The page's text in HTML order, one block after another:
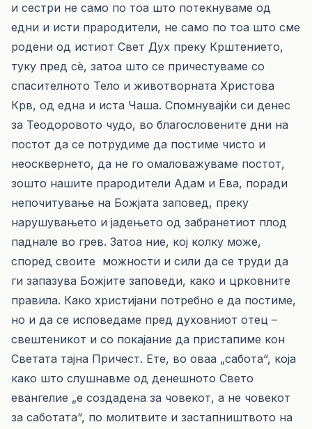
и сестри не само по тоа што потекнуваме од
едни и исти прародители, не само по тоа што сме
родени од истиот Свет Дух преку Крштението,
туку пред сè, затоа што се причестуваме со
спасителното Тело и животворната Христова
Крв, од една и иста Чаша. Спомнувајќи си денес
за Теодоровото чудо, во благословените дни на
постот да се потрудиме да постиме чисто и
неосквернето, да не го омаловажуваме постот,
зошто нашите прародители Адам и Ева, поради
непочитување на Божјата заповед, преку
нарушувањето и јадењето од забранетиот плод
паднале во грев. Затоа ние, кој колку може,
според своите можности и сили да се труди да
ги запазува Божјите заповеди, како и црковните
правила. Како христијани потребно е да постиме,
но и да се исповедаме пред духовниот отец –
свештеникот и со покајание да пристапиме кон
Светата тајна Причест. Ете, во оваа „сабота“, која
како што слушнавме од денешното Свето
евангелие „е создадена за човекот, а не човекот
за саботата“, по молитвите и застапништвото на